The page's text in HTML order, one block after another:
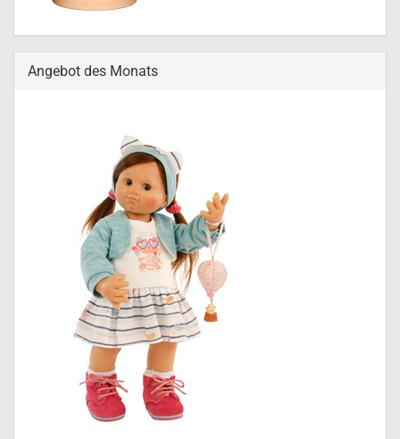
Angebot des Monats